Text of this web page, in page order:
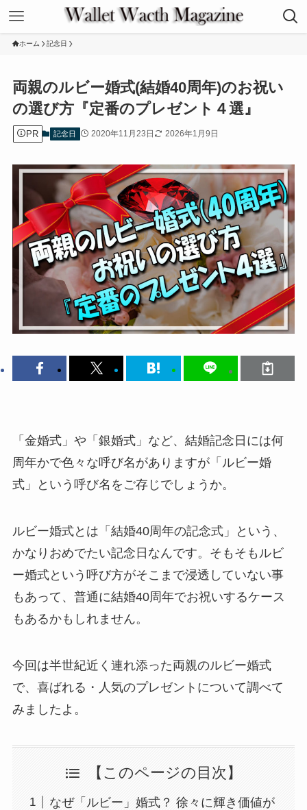
ホーム 記念日
両親のルビー婚式(結婚40周年)のお祝い
の選び方『定番のプレゼント４選』
PR 記念日 2020年11月23日 2026年1月9日
「金婚式」や「銀婚式」など、結婚記念日には何
周年かで色々な呼び名がありますが「ルビー婚
式」という呼び名をご存じでしょうか。
ルビー婚式とは「結婚40周年の記念式」という、
かなりおめでたい記念日なんです。そもそもルビ
ー婚式という呼び方がそこまで浸透していない事
もあって、普通に結婚40周年でお祝いするケース
もあるかもしれません。
今回は半世紀近く連れ添った両親のルビー婚式
で、喜ばれる・人気のプレゼントについて調べて
みましたよ。
【このページの目次】
なぜ「ルビー」婚式？ 徐々に輝き価値が